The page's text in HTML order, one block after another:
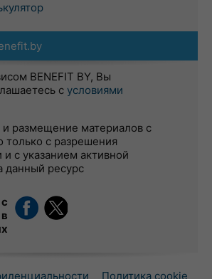
BENEFIT BY, Вы
с условиями
и размещение материалов с
только с разрешения
с указанием активной
данный ресурс
Политика cookie